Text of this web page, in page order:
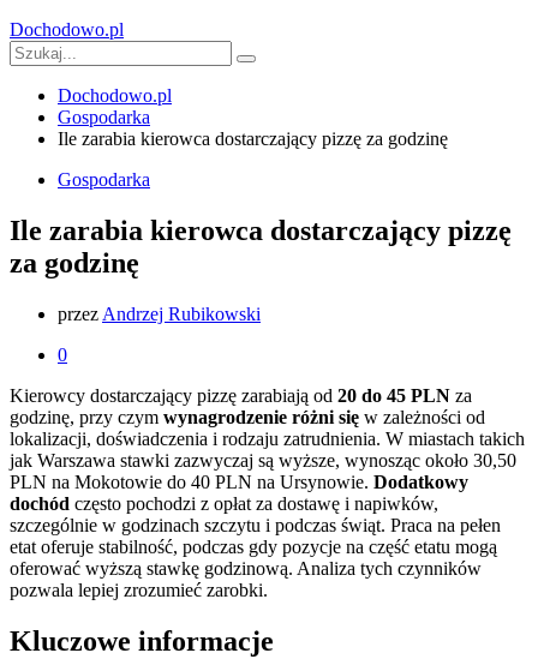
Dochodowo.pl
Dochodowo.pl
Gospodarka
Ile zarabia kierowca dostarczający pizzę za godzinę
Gospodarka
Ile zarabia kierowca dostarczający pizzę
za godzinę
przez Andrzej Rubikowski
0
Kierowcy dostarczający pizzę zarabiają od 20 do 45 PLN za
godzinę, przy czym wynagrodzenie różni się w zależności od
lokalizacji, doświadczenia i rodzaju zatrudnienia. W miastach takich
jak Warszawa stawki zazwyczaj są wyższe, wynosząc około 30,50
PLN na Mokotowie do 40 PLN na Ursynowie. Dodatkowy
dochód często pochodzi z opłat za dostawę i napiwków,
szczególnie w godzinach szczytu i podczas świąt. Praca na pełen
etat oferuje stabilność, podczas gdy pozycje na część etatu mogą
oferować wyższą stawkę godzinową. Analiza tych czynników
pozwala lepiej zrozumieć zarobki.
Kluczowe informacje